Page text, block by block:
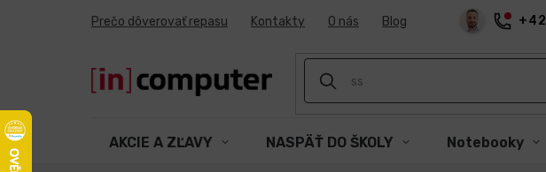
Prečo dôverovať repasu Kontakty O nás Blog
AKCIE A ZĽAVY NASPÄŤ DO ŠKOLY Notebooky